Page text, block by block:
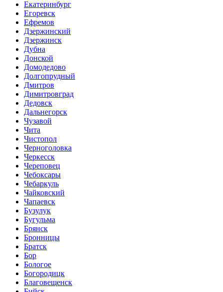
Екатеринбург
Егоревск
Ефремов
Дзержинский
Дзержинск
Дубна
Донской
Домодедово
Долгопрудный
Дмитров
Димитровград
Дедовск
Дальнегорск
Чузавой
Чита
Чистопол
Черноголовка
Черкесск
Череповец
Чебоксары
Чебаркуль
Чайковский
Чапаевск
Бузулук
Бугульма
Брянск
Бронницы
Братск
Бор
Бологое
Богородицк
Благовещенск